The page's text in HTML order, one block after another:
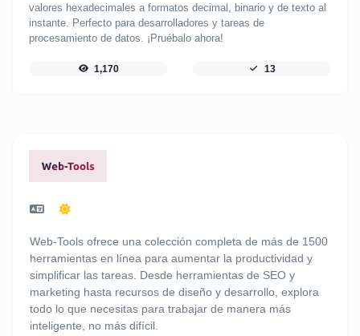
valores hexadecimales a formatos decimal, binario y de texto al
instante. Perfecto para desarrolladores y tareas de
procesamiento de datos. ¡Pruébalo ahora!
1,170 13
Web-Tools ofrece una colección completa de más de 1500
herramientas en línea para aumentar la productividad y
simplificar las tareas. Desde herramientas de SEO y
marketing hasta recursos de diseño y desarrollo, explora
todo lo que necesitas para trabajar de manera más
inteligente, no más difícil.